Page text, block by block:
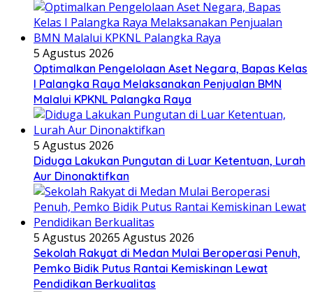
5 Agustus 2026
Optimalkan Pengelolaan Aset Negara, Bapas Kelas
I Palangka Raya Melaksanakan Penjualan BMN
Malalui KPKNL Palangka Raya
5 Agustus 2026
Diduga Lakukan Pungutan di Luar Ketentuan, Lurah
Aur Dinonaktifkan
5 Agustus 20265 Agustus 2026
Sekolah Rakyat di Medan Mulai Beroperasi Penuh,
Pemko Bidik Putus Rantai Kemiskinan Lewat
Pendidikan Berkualitas